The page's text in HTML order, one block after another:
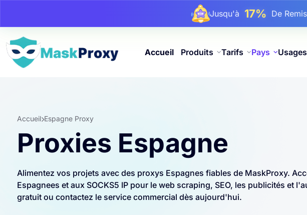
Jusqu'à25% Remise
Jusqu'à81%Remise
Accueil Produits Tarifs Pays Usages
Accueil Espagne Proxy
Proxies Espagne
Alimentez vos projets avec des proxys Espagnes fiables de MaskProxy.
Espagnees et aux SOCKS5 IP pour le web scraping, SEO, les publicités et
gratuit ou contactez le service commercial dès aujourd'hui.